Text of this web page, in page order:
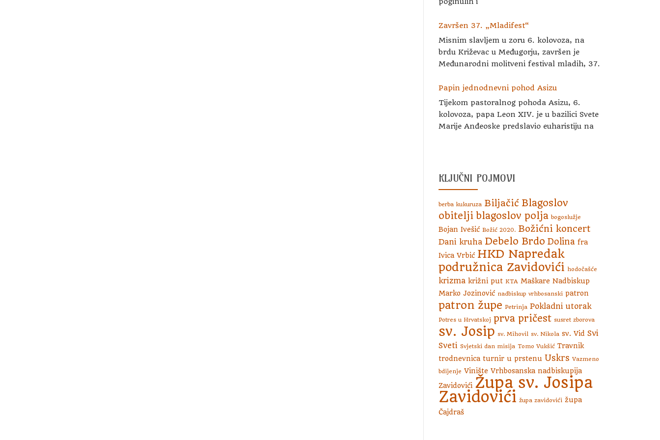
Završen 37. „Mladifest“
Misnim slavljem u zoru 6. kolovoza, na
brdu Križevac u Međugorju, završen je
Međunarodni molitveni festival mladih, 37.
Papin jednodnevni pohod Asizu
Tijekom pastoralnog pohoda Asizu, 6.
kolovoza, papa Leon XIV. je u bazilici Svete
Marije Anđeoske predslavio euharistiju na
KLJUČNI POJMOVI
berba kukuruza Biljačić Blagoslov
obitelji blagoslov polja bogoslužje
Bojan Ivešić Božić 2020. Božićni koncert
Dani kruha Debelo Brdo Dolina fra
Ivica Vrbić HKD Napredak
podružnica Zavidovići hodočašće
krizma križni put KTA Maškare Nadbiskup
Marko Jozinović nadbiskup vrhbosanski patron
patron župe Petrinja Pokladni utorak
Potres u Hrvatskoj prva pričest susret zborova
sv. Josip sv. Mihovil sv. Nikola sv. Vid Svi
Sveti Svjetski dan misija Tomo Vukšić Travnik
trodnevnica turnir u prstenu Uskrs Vazmeno
bdijenje Vinište Vrhbosanska nadbiskupija
Zavidovići Župa sv. Josipa
Zavidovići župa zavidovići župa
Čajdraš